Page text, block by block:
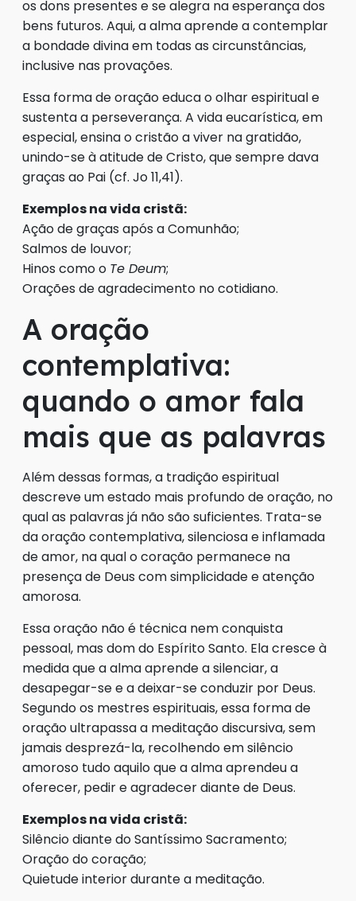
os dons presentes e se alegra na esperança dos
bens futuros. Aqui, a alma aprende a contemplar
a bondade divina em todas as circunstâncias,
inclusive nas provações.
Essa forma de oração educa o olhar espiritual e
sustenta a perseverança. A vida eucarística, em
especial, ensina o cristão a viver na gratidão,
unindo-se à atitude de Cristo, que sempre dava
graças ao Pai (cf. Jo 11,41).
Exemplos na vida cristã:
Ação de graças após a Comunhão;
Salmos de louvor;
Hinos como o Te Deum;
Orações de agradecimento no cotidiano.
A oração
contemplativa:
quando o amor fala
mais que as palavras
Além dessas formas, a tradição espiritual
descreve um estado mais profundo de oração, no
qual as palavras já não são suficientes. Trata-se
da oração contemplativa, silenciosa e inflamada
de amor, na qual o coração permanece na
presença de Deus com simplicidade e atenção
amorosa.
Essa oração não é técnica nem conquista
pessoal, mas dom do Espírito Santo. Ela cresce à
medida que a alma aprende a silenciar, a
desapegar-se e a deixar-se conduzir por Deus.
Segundo os mestres espirituais, essa forma de
oração ultrapassa a meditação discursiva, sem
jamais desprezá-la, recolhendo em silêncio
amoroso tudo aquilo que a alma aprendeu a
oferecer, pedir e agradecer diante de Deus.
Exemplos na vida cristã:
Silêncio diante do Santíssimo Sacramento;
Oração do coração;
Quietude interior durante a meditação.